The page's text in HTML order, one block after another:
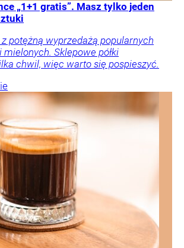
„1+1 gratis”. Masz tylko jeden
potężną wyprzedażą popularnych
Sklepowe półki
chwil, więc warto się pospieszyć.